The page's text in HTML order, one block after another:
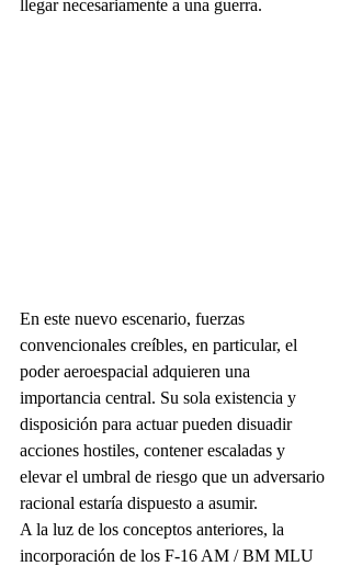
llegar necesariamente a una guerra.
En este nuevo escenario, fuerzas
convencionales creíbles, en particular, el
poder aeroespacial adquieren una
importancia central. Su sola existencia y
disposición para actuar pueden disuadir
acciones hostiles, contener escaladas y
elevar el umbral de riesgo que un adversario
racional estaría dispuesto a asumir.
A la luz de los conceptos anteriores, la
incorporación de los F-16 AM / BM MLU